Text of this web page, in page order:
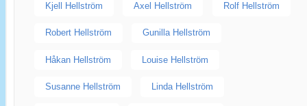
Kjell Hellström Axel Hellström Rolf Hellström
Robert Hellström Gunilla Hellström
Håkan Hellström Louise Hellström
Susanne Hellström Linda Hellström